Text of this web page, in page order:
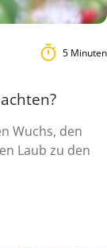
5 Minuten
Wuchs, den
Laub zu den